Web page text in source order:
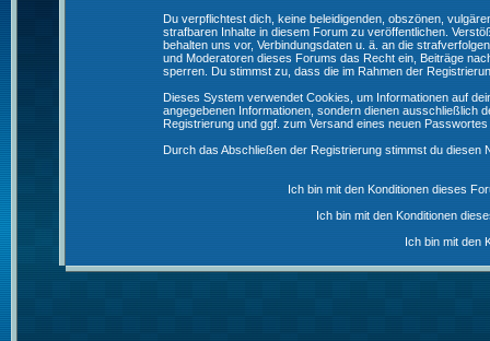
Du verpflichtest dich, keine beleidigenden, obszönen,
strafbaren Inhalte in diesem Forum zu veröffentlichen.
behalten uns vor, Verbindungsdaten u. ä. an die
und Moderatoren dieses Forums das Recht ein, Beiträge
sperren. Du stimmst zu, dass die im Rahmen der
Dieses System verwendet Cookies, um Informationen auf
angegebenen Informationen, sondern dienen ausschließlich
Registrierung und ggf. zum Versand eines neuen
Durch das Abschließen der Registrierung stimmst du diesen
Ich bin mit den Konditionen dieses
Ich bin mit den Konditionen
Ich bin mit den